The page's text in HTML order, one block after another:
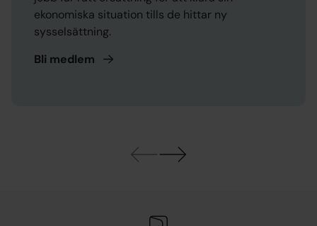
ekonomiska situation tills de hittar ny
sysselsättning.
Bli medlem